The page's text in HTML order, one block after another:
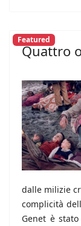
Featured
Quattro
dalle milizie
complicità
Genet è